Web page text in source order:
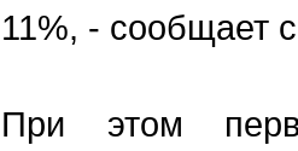
11%, - сообщает
При этом